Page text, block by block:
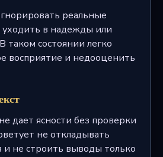
реальные
в надежды или
таком состоянии легко
восприятие и недооценить
дает ясности без проверки
не откладывать
и не строить выводы только